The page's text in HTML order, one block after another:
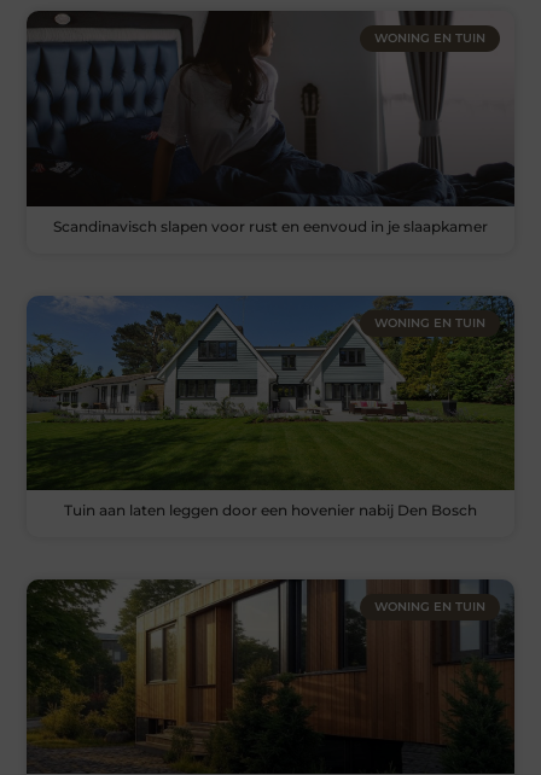
WONING EN TUIN
Scandinavisch slapen voor rust en eenvoud in je slaapkamer
WONING EN TUIN
Tuin aan laten leggen door een hovenier nabij Den Bosch
WONING EN TUIN